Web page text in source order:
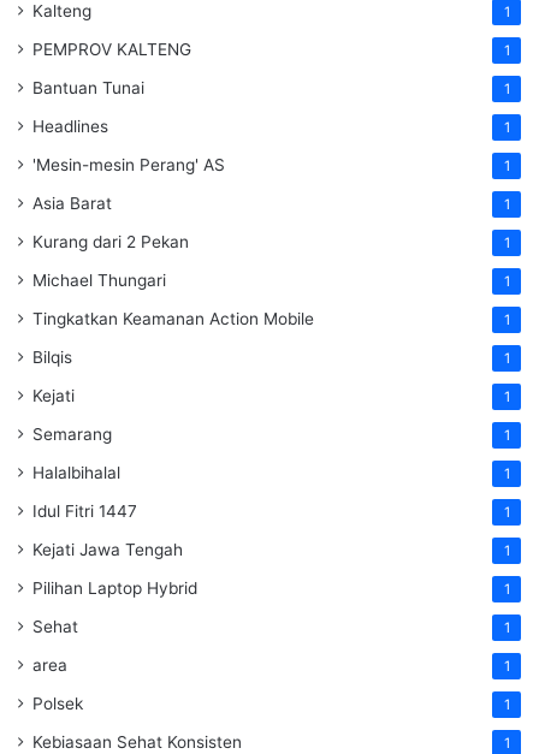
Kalteng 1
PEMPROV KALTENG 1
Bantuan Tunai 1
Headlines 1
'Mesin-mesin Perang' AS 1
Asia Barat 1
Kurang dari 2 Pekan 1
Michael Thungari 1
Tingkatkan Keamanan Action Mobile 1
Bilqis 1
Kejati 1
Semarang 1
Halalbihalal 1
Idul Fitri 1447 1
Kejati Jawa Tengah 1
Pilihan Laptop Hybrid 1
Sehat 1
area 1
Polsek 1
Kebiasaan Sehat Konsisten 1